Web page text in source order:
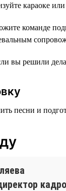
караоке
команде
вы решили
песни и